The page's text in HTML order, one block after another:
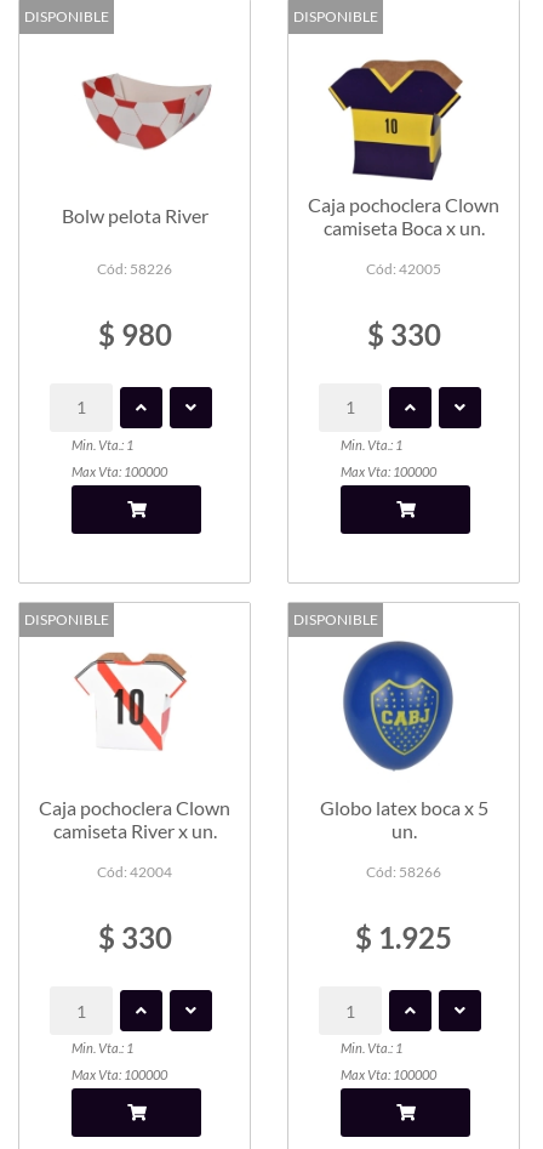
DISPONIBLE
Bolw pelota River
Cód: 58226
$ 980
Min. Vta.: 1
Max Vta: 100000
DISPONIBLE
Caja pochoclera Clown
camiseta Boca x un.
Cód: 42005
$ 330
Min. Vta.: 1
Max Vta: 100000
DISPONIBLE
Caja pochoclera Clown
camiseta River x un.
Cód: 42004
$ 330
Min. Vta.: 1
Max Vta: 100000
DISPONIBLE
Globo latex boca x 5
un.
Cód: 58266
$ 1.925
Min. Vta.: 1
Max Vta: 100000